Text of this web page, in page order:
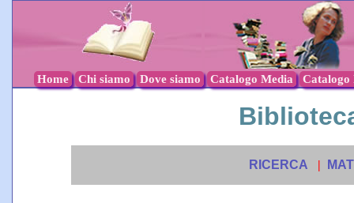
Home Chi siamo Dove siamo Catalogo Media Catalogo
RICERCA |